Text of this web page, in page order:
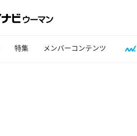
特集 メンバーコンテンツ